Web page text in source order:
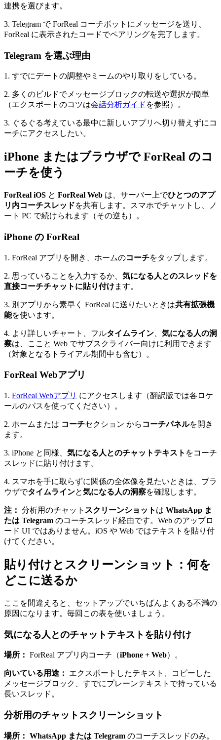
連携を選びます。
3. Telegram で ForReal コーチボットにメッセージを送り、
ForReal に表示されたコードでペアリングを完了します。
Telegram を選ぶ理由
1. すでにデートの調整やミームのやり取りをしている。
2. 多くのビルドでメッセージブロックの転送や選択が簡単
（エクスポートのコツは会話分析ガイド を参照）。
3. ぐるぐる考えている最中に新しいアプリへ切り替えずにコ
ーチにアクセスしたい。
iPhone またはブラウザで ForReal のコ
ーチを使う
ForReal iOS と ForReal Web は、サーバー上でひとつのアプ
リ内コーチスレッドを共有します。スマホでチャットし、ノ
ート PC で続けられます（その逆も）。
iPhone の ForReal
1. ForReal アプリを開き、ホームのコーチをタップします。
2. 思っていることを入力するか、 気になる人とのスレッドを
直接コーチチャットに貼り付けます。
3. 別アプリから素早く ForReal に送りたいときは共有拡張機
能を使います。
4. より詳しいチャート、フルタイムライン
気になる人の洞
察は、ここと Web でサブスクライバー向けに利用できます
（対象となるトライアル期間中も含む）。
ForReal Webアプリ
1. ForReal Webアプリ にアクセスします（翻訳版では各ロケ
ールのパスを使ってください）。
2. ホームまたは コーチセクション から コーチパネルを開き
ます。
3. iPhone と同様、 気になる人とのチャットテキスト をコーチ
スレッドに貼り付けます。
4. スマホを手に取らずに関係の全体像を見たいときは、ブラ
ウザでタイムラインと気になる人の洞察を確認します。
注： 分析用のチャット スクリーンショット は WhatsApp ま
たは Telegram のコーチスレッド経由です。Web のアップロ
ード UI ではありません。iOS や Web ではテキストを貼り付
けてください。
貼り付けとスクリーンショット：何を
どこに送るか
ここを間違えると、セットアップでいちばんよくある不満の
原因になります。毎回この表を使いましょう。
気になる人とのチャットテキストを貼り付け
場所： ForReal アプリ内コーチ（iPhone + Web）。
向いている用途：
エクスポートしたテキスト、コピーした
メッセージブロック、すでにプレーンテキストで持っている
長いスレッド。
分析用のチャットスクリーンショット
場所： WhatsApp または Telegram のコーチスレッドのみ。